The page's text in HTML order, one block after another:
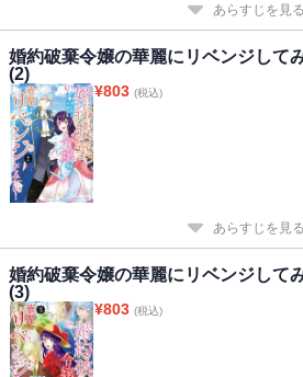
あらすじを見る
婚約破棄令嬢の華麗にリベンジして
(2)
¥803 (税込)
あらすじを見る
婚約破棄令嬢の華麗にリベンジして
(3)
¥803 (税込)